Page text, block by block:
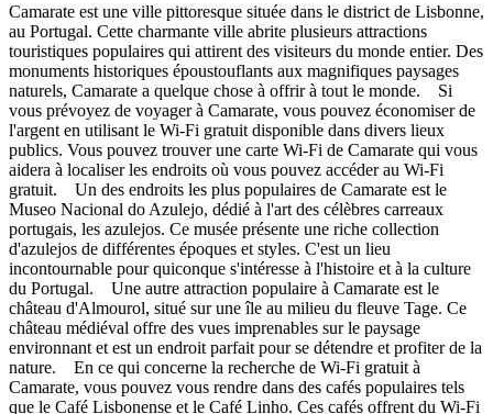
Camarate est une ville pittoresque située dans le district de Lisbonne,
au Portugal. Cette charmante ville abrite plusieurs attractions
touristiques populaires qui attirent des visiteurs du monde entier. Des
monuments historiques époustouflants aux magnifiques paysages
naturels, Camarate a quelque chose à offrir à tout le monde. Si
vous prévoyez de voyager à Camarate, vous pouvez économiser de
l'argent en utilisant le Wi-Fi gratuit disponible dans divers lieux
publics. Vous pouvez trouver une carte Wi-Fi de Camarate qui vous
aidera à localiser les endroits où vous pouvez accéder au Wi-Fi
gratuit. Un des endroits les plus populaires de Camarate est le
Museo Nacional do Azulejo, dédié à l'art des célèbres carreaux
portugais, les azulejos. Ce musée présente une riche collection
d'azulejos de différentes époques et styles. C'est un lieu
incontournable pour quiconque s'intéresse à l'histoire et à la culture
du Portugal. Une autre attraction populaire à Camarate est le
château d'Almourol, situé sur une île au milieu du fleuve Tage. Ce
château médiéval offre des vues imprenables sur le paysage
environnant et est un endroit parfait pour se détendre et profiter de la
nature. En ce qui concerne la recherche de Wi-Fi gratuit à
Camarate, vous pouvez vous rendre dans des cafés populaires tels
que le Café Lisbonense et le Café Linho. Ces cafés offrent du Wi-Fi